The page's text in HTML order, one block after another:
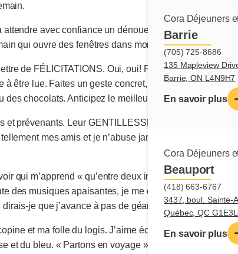
Cora Déjeuners
Barrie
(705) 725-8686
135 Mapleview
Barrie, ON L4N9H7
En savoir plus
Cora Déjeuners
Beauport
(418) 663-6767
3437, boul. Sainte-
Québec, QC
En savoir plus
attendre avec confiance un dénouement heureux. C’est
qui ouvre des fenêtres dans mon cœur. J’espère
de FÉLICITATIONS. Oui, oui! Pour mes écrits du
à être lue. Faites un geste concret, chers lecteurs.
des chocolats. Anticipez le meilleur et lancez vos
prévenants. Leur GENTILLESSE « est le langage
mes amis et je n’abuse jamais de leur
qui m’apprend « qu’entre deux individus,
des musiques apaisantes, je me cherche des affinités
je que j’avance à pas de géants.
et ma folle du logis. J’aime écrire et, lorsque mon
et du bleu. « Partons en voyage », me dit-elle!